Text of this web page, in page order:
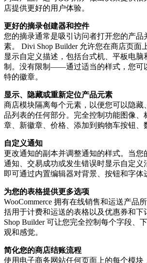
店提供更好的用户体验。
更好的摘录创建器和控件
您的摘录通常是吸引访问者打开您的产品
素。 Divi Shop Builder 允许您在商店页面
显示自定义描述，包括台式机、平板电脑
制。没有限制——通过适当的样式，您可
特的徽章。
显示、隐藏或重新定位产品元素
商店模块隔离每个元素，以便您可以隐藏
品列表的任何部分。完全控制功能图像、
章、新徽章、价格、添加到购物车按钮、
自定义通知
更改通知的副本并调整通知的样式。当您
通知、交易成功或发生错误时显示自定义
即可通过内置编辑器对背景、按钮和字体
为您的表格提供更多选项
WooCommerce 拥有在线销售和运送产品
括用于计费和运送的表格以及优惠券和下
Shop Builder 可让您完全控制每个字段、
观和感觉。
简化您的商店结账流程
使用电子商务网站任何页面上的每个模块